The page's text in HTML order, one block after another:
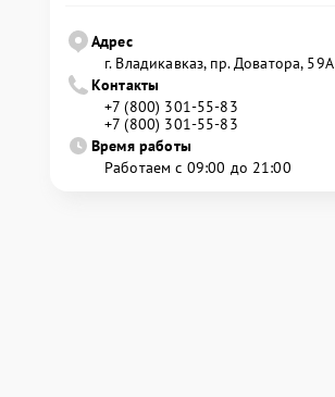
Адрес
г. Владикавказ, пр. Доватора, 59А
Контакты
+7 (800) 301-55-83
+7 (800) 301-55-83
Время работы
Работаем с 09:00 до 21:00